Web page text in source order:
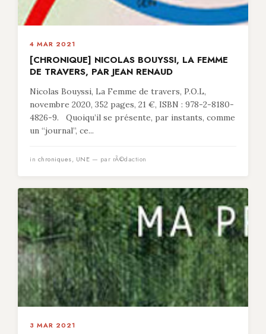
4 MAR 2021
[CHRONIQUE] NICOLAS BOUYSSI, LA FEMME
DE TRAVERS, PAR JEAN RENAUD
Nicolas Bouyssi, La Femme de travers, P.O.L,
novembre 2020, 352 pages, 21 €, ISBN : 978-2-8180-
4826-9. Quoiqu’il se présente, par instants, comme
un “journal”, ce...
in chroniques, UNE — par rÃ©daction
3 MAR 2021